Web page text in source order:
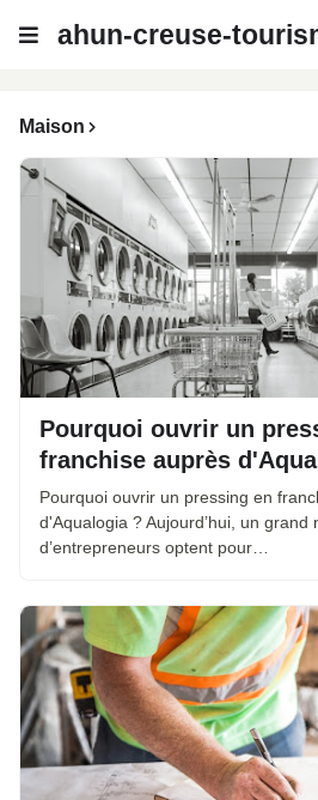
ahun-creuse-
Maison
Pourquoi ouvrir un
franchise auprès
Pourquoi ouvrir un pressing en
d'Aqualogia ? Aujourd’hui, un grand
d’entrepreneurs optent pour…